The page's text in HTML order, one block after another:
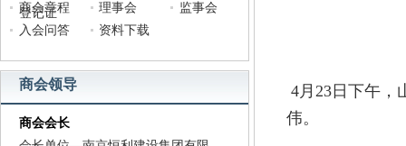
登记证
商会章程
理事会
监事会
入会问答
资料下载
商会领导
商会会长
4月23日下午，
伟。